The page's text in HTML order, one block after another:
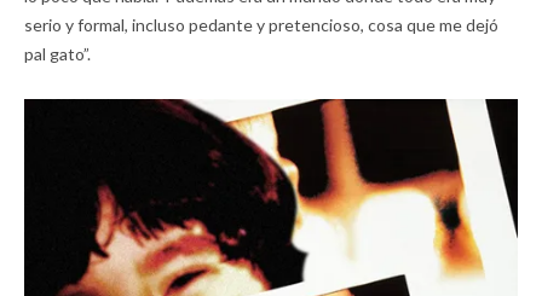
serio y formal, incluso pedante y pretencioso, cosa que me dejó
pal gato”.